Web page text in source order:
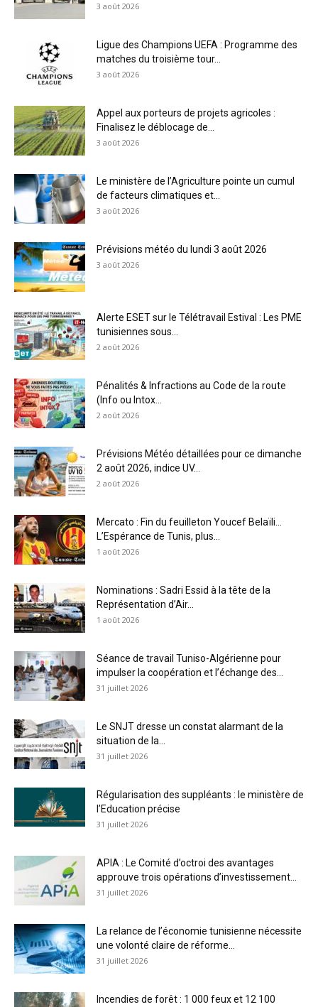
3 août 2026
Ligue des Champions UEFA : Programme des
matches du troisième tour...
3 août 2026
Appel aux porteurs de projets agricoles :
Finalisez le déblocage de...
3 août 2026
Le ministère de l’Agriculture pointe un cumul
de facteurs climatiques et...
3 août 2026
Prévisions météo du lundi 3 août 2026
3 août 2026
Alerte ESET sur le Télétravail Estival : Les PME
tunisiennes sous...
2 août 2026
Pénalités & Infractions au Code de la route
(Info ou Intox...
2 août 2026
Prévisions Météo détaillées pour ce dimanche
2 août 2026, indice UV...
2 août 2026
Mercato : Fin du feuilleton Youcef Belaïli…
L’Espérance de Tunis, plus...
1 août 2026
Nominations : Sadri Essid à la tête de la
Représentation d’Air...
1 août 2026
Séance de travail Tuniso-Algérienne pour
impulser la coopération et l’échange des...
31 juillet 2026
Le SNJT dresse un constat alarmant de la
situation de la...
31 juillet 2026
Régularisation des suppléants : le ministère de
l’Education précise
31 juillet 2026
APIA : Le Comité d’octroi des avantages
approuve trois opérations d’investissement...
31 juillet 2026
La relance de l’économie tunisienne nécessite
une volonté claire de réforme...
31 juillet 2026
Incendies de forêt : 1 000 feux et 12 100